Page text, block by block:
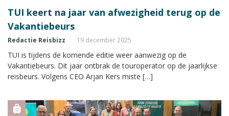
TUI keert na jaar van afwezigheid terug op de
Vakantiebeurs
Redactie Reisbizz 19 december 2025
TUI is tijdens de komende editie weer aanwezig op de
Vakantiebeurs. Dit jaar ontbrak de touroperator op de jaarlijkse
reisbeurs. Volgens CEO Arjan Kers miste […]